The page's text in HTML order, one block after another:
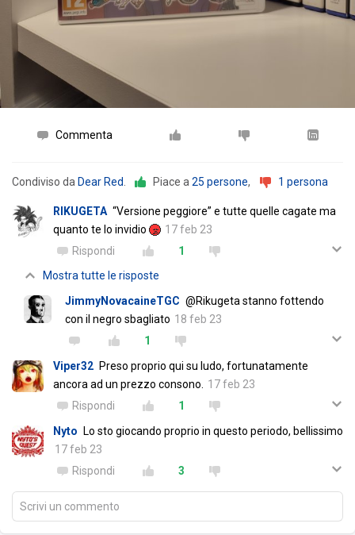
Commenta
Condiviso da Dear Red Piace a 25 persone, 1 persona
RIKUGETA “Versione peggiore” e tutte quelle cagate ma
quanto te lo invidio
17 feb 23
Rispondi
1
Mostra tutte le risposte
JimmyNovacaineTGC @Rikugeta stanno fottendo
con il negro sbagliato 18 feb 23
1
Viper32 Preso proprio qui su ludo, fortunatamente
ancora ad un prezzo consono.
17 feb 23
Rispondi
1
Nyto Lo sto giocando proprio in questo periodo, bellissimo
17 feb 23
Rispondi
3
Scrivi un commento